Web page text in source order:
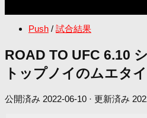
Push / 試合結果
ROAD TO UFC 6.10
トップノイのムエタ
公開済み 2022-06-10 · 更新済み